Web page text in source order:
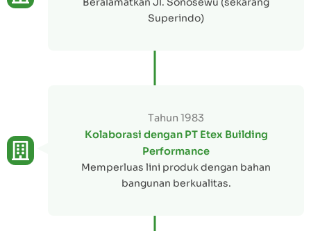
Superindo)
Tahun 1983
Kolaborasi dengan PT Etex Building
Performance
Memperluas lini produk dengan bahan
bangunan berkualitas.